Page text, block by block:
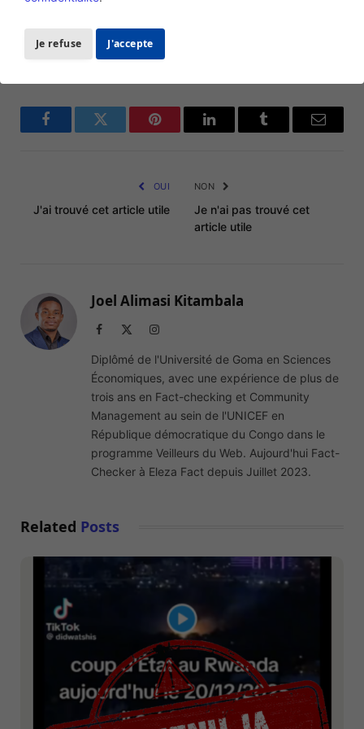
FacebookTwitter Pinterest LinkedInTumblr Email
OUI
J'ai trouvé cet article utile
NON
Je n'ai pas trouvé cet
article utile
Joel Alimasi Kitambala
Facebook Instagram
Diplômé de l'Université de Goma en Sciences
Économiques, avec une expérience de plus de
trois ans en Fact-checking et Community
Management au sein de l'UNICEF en
République démocratique du Congo dans le
programme Veilleurs du Web. Aujourd'hui Fact-
Checker à Eleza Fact depuis Juillet 2023.
Related Posts
Je refuse J'accepte